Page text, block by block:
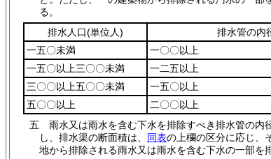
る。
排水人口(単位人) 排水管の内
一五〇未満
一〇〇以上
一五〇以上三〇〇未満
一二五以上
三〇〇以上五〇〇未満
一五〇以上
五〇〇以上
二〇〇以上
五
雨水又は雨水を含む下水を排除すべき排水管の内
し、排水渠の断面積は、 同表の上欄の区分に応じ、
地から排除される雨水又は雨水を含む下水の一部